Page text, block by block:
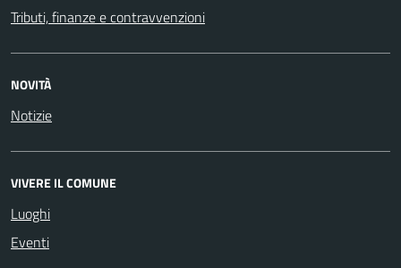
Tributi, finanze e contravvenzioni
NOVITÀ
Notizie
VIVERE IL COMUNE
Luoghi
Eventi